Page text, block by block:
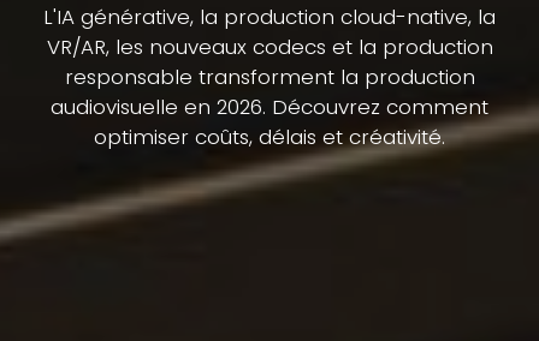
L'IA générative, la production cloud-native, la
VR/AR, les nouveaux codecs et la production
responsable transforment la production
audiovisuelle en 2026. Découvrez comment
optimiser coûts, délais et créativité.